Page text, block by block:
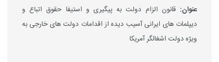
عنوان: قانون الزام دولت به پیگیری و استیفا حقوق اتباع و
دیپلمات های ایرانی آسیب دیده از اقدامات دولت های خارجی به
ویژه دولت اشغالگر آمریکا